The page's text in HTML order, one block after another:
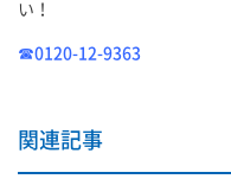
い！
☎0120-12-9363
関連記事